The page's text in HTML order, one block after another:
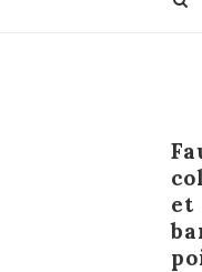
et